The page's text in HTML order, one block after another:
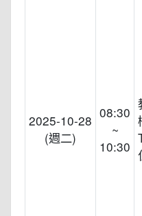
2025-10-28
(週二)
08:30
~
10:30